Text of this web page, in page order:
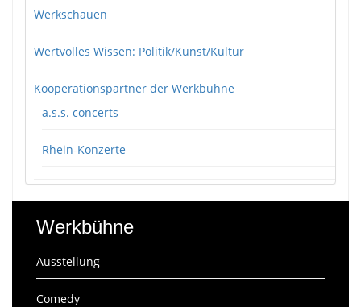
Werkschauen
Wertvolles Wissen: Politik/Kunst/Kultur
Kooperationspartner der Werkbühne
a.s.s. concerts
Rhein-Konzerte
Werkbühne
Ausstellung
Comedy